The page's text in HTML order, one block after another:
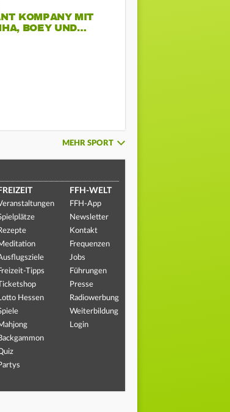
KOMPANY MIT
BOEY UND…
MEHR SPORT
FREIZEIT
Tipps
Ticketshop
Hessen
FFH-WELT
FFH-App
Newsletter
Kontakt
Frequenzen
Jobs
Führungen
Presse
Radiowerbung
Weiterbildung
Login